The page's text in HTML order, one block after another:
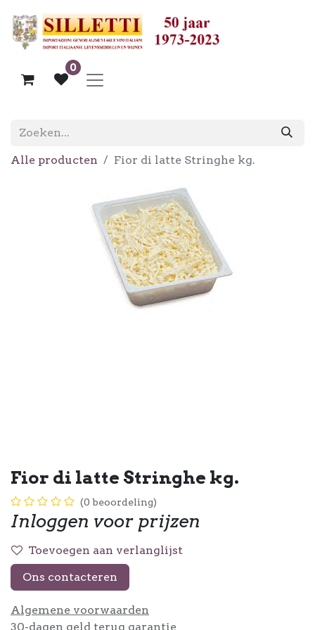
0
Alle producten Fior di latte Stringhe kg.
Fior di latte Stringhe kg.
(0 beoordeling)
Inloggen voor prijzen
Toevoegen aan verlanglijst
Ons contacteren
Algemene voorwaarden
30-dagen geld terug garantie